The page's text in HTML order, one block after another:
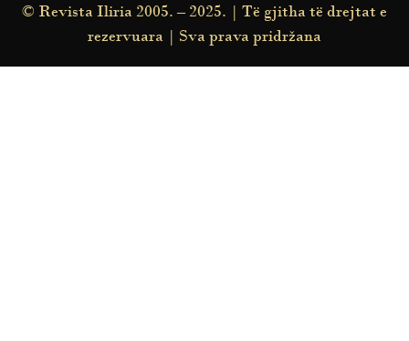
© Revista Iliria 2005. – 2025. | Të gjitha të drejtat e
rezervuara | Sva prava pridržana